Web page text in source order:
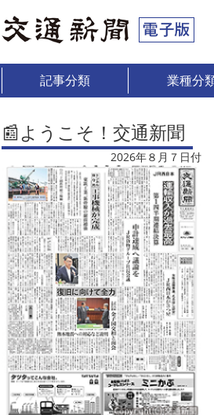
記事分類 業種分
📰ようこそ！交通新聞
2026年８月７日付